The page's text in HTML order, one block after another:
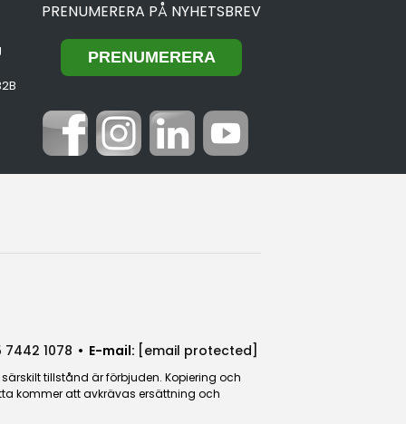
PRENUMERERA PÅ NYHETSBREV
7442 1078 • E-mail: [email protected]
tillstånd är förbjuden. Kopiering och
kommer att avkrävas ersättning och